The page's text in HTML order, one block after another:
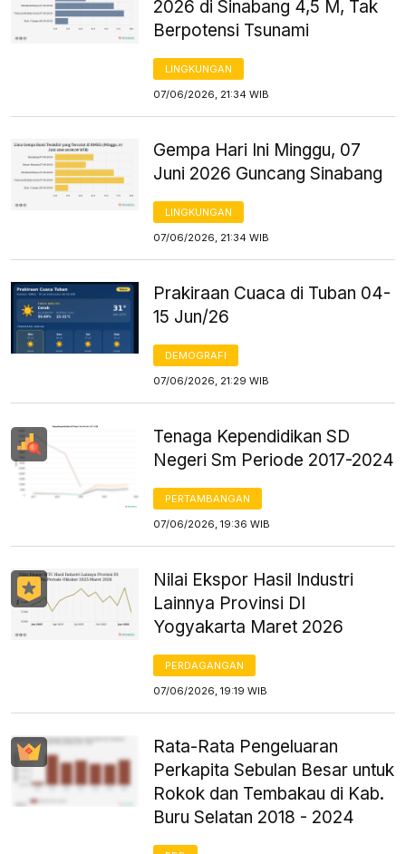
2026 di Sinabang 4,5 M, Tak
Berpotensi Tsunami
LINGKUNGAN
07/06/2026, 21:34 WIB
Gempa Hari Ini Minggu, 07
Juni 2026 Guncang Sinabang
LINGKUNGAN
07/06/2026, 21:34 WIB
Prakiraan Cuaca di Tuban 04-
15 Jun/26
DEMOGRAFI
07/06/2026, 21:29 WIB
Tenaga Kependidikan SD
Negeri Sm Periode 2017-2024
PERTAMBANGAN
07/06/2026, 19:36 WIB
Nilai Ekspor Hasil Industri
Lainnya Provinsi DI
Yogyakarta Maret 2026
PERDAGANGAN
07/06/2026, 19:19 WIB
Rata-Rata Pengeluaran
Perkapita Sebulan Besar untuk
Rokok dan Tembakau di Kab.
Buru Selatan 2018 - 2024